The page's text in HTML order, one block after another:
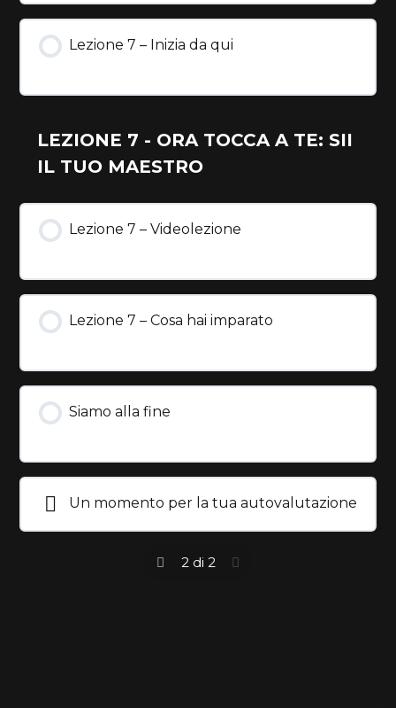
Lezione 7 – Inizia da qui
LEZIONE 7 - ORA TOCCA A TE: SII
IL TUO MAESTRO
Lezione 7 – Videolezione
Lezione 7 – Cosa hai imparato
Siamo alla fine
Un momento per la tua autovalutazione
2 di 2